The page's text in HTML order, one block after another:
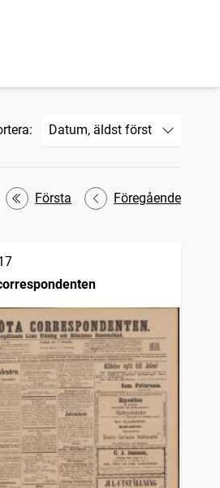
Första Föregående